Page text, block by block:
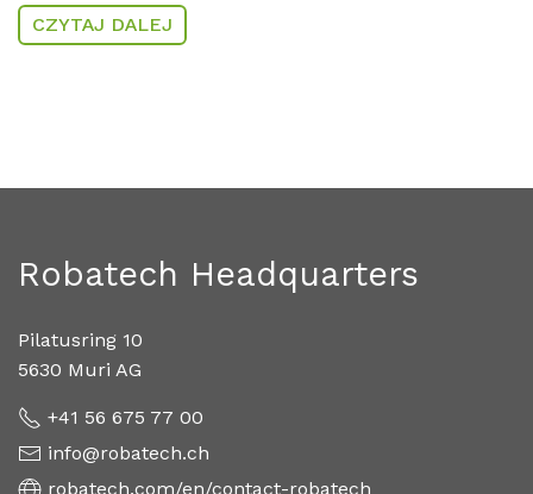
CZYTAJ DALEJ
Robatech Headquarters
Pilatusring 10
5630 Muri AG
+41 56 675 77 00
info@robatech.ch
robatech.com/en/contact-robatech